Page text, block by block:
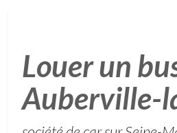
Louer un
Auberville-